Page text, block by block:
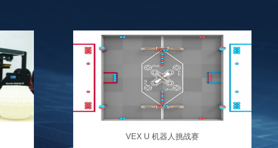
VEX U 机器人挑战赛